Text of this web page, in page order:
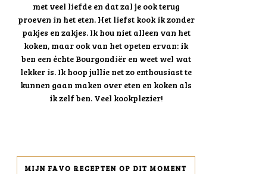
met veel liefde en dat zal je ook terug
proeven in het eten. Het liefst kook ik zonder
pakjes en zakjes. Ik hou niet alleen van het
koken, maar ook van het opeten ervan: ik
ben een échte Bourgondiër en weet wel wat
lekker is. Ik hoop jullie net zo enthousiast te
kunnen gaan maken over eten en koken als
ik zelf ben. Veel kookplezier!
MIJN FAVO RECEPTEN OP DIT MOMENT